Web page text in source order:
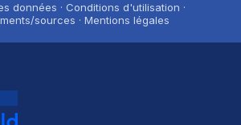
données · Conditions d'utilisation ·
sources · Mentions légales